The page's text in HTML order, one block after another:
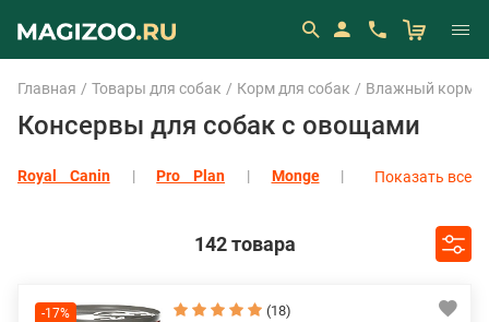
Главная Товары для собак Корм для собак Влажный корм
Консервы для собак с овощами
Royal Canin Pro Plan
Monge
Показать все
Показать все
142 товара
-17% (18)